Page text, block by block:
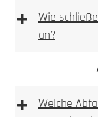
+
Wie
an?
Wir
+
Welche